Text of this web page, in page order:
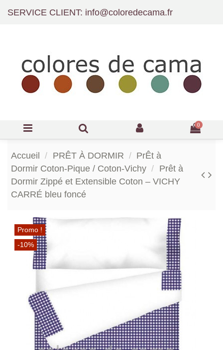
SERVICE CLIENT: info@coloredecama.fr
0
Accueil PRÊT À DORMIR
PrÊt à
Dormir Coton-Pique / Coton-Vichy
Prêt à
Dormir Zippé et Extensible Coton – VICHY
CARRÉ bleu foncé
Promo !
-10%